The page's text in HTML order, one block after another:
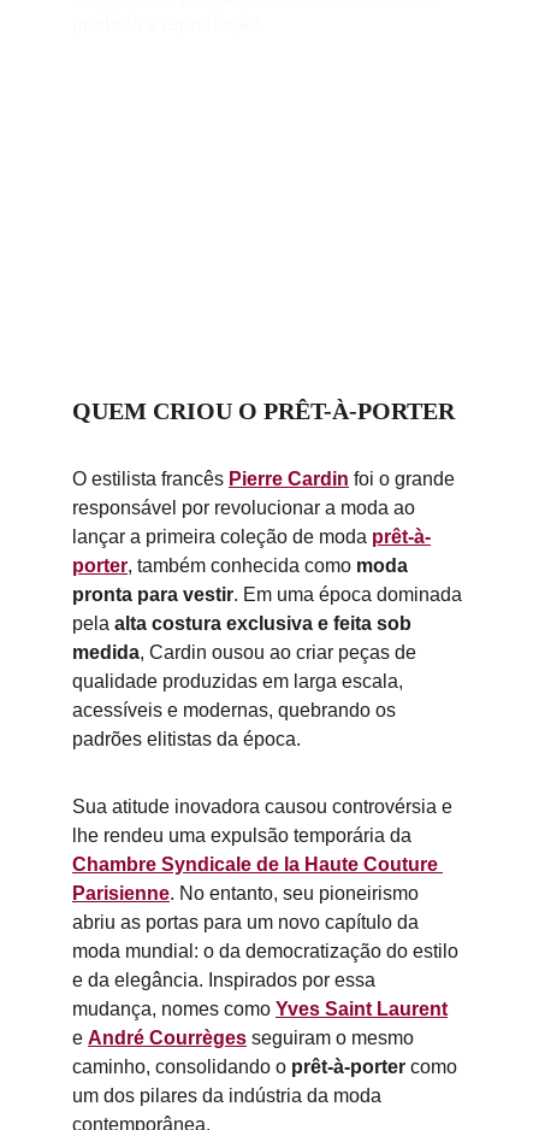
QUEM CRIOU O PRÊT-À-PORTER
O estilista francês Pierre Cardin foi o grande
responsável por revolucionar a moda ao
lançar a primeira coleção de moda prêt-à-
porter, também conhecida como moda
pronta para vestir. Em uma época dominada
pela alta costura exclusiva e feita sob
medida, Cardin ousou ao criar peças de
qualidade produzidas em larga escala,
acessíveis e modernas, quebrando os
padrões elitistas da época.
Sua atitude inovadora causou controvérsia e
lhe rendeu uma expulsão temporária da
Chambre Syndicale de la Haute Couture
Parisienne. No entanto, seu pioneirismo
abriu as portas para um novo capítulo da
moda mundial: o da democratização do estilo
e da elegância. Inspirados por essa
mudança, nomes como Yves Saint Laurent
e André Courrèges seguiram o mesmo
caminho, consolidando o prêt-à-porter como
um dos pilares da indústria da moda
contemporânea.